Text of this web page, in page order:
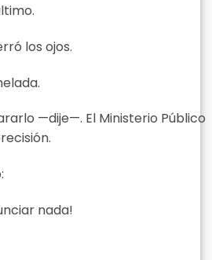
los ojos.
—dije—. El Ministerio Público
nada!